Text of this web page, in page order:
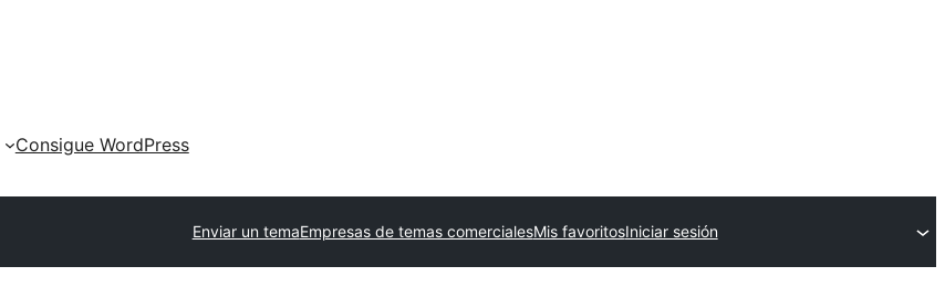
Consigue WordPress
Enviar un temaEmpresas de temas comercialesMis favoritosIniciar sesión